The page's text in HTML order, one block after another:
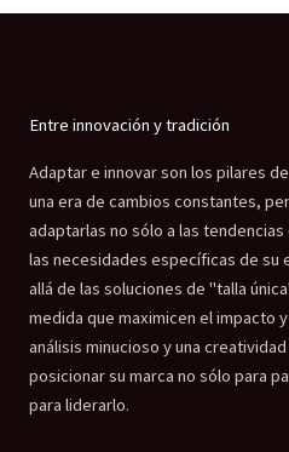
Entre innovación y tradición
Adaptar e innovar son los pilares
una era de cambios constantes,
adaptarlas no sólo a las
las necesidades específicas de su
allá de las soluciones de "talla
medida que maximicen el impacto
análisis minucioso y una
posicionar su marca no sólo para
para liderarlo.